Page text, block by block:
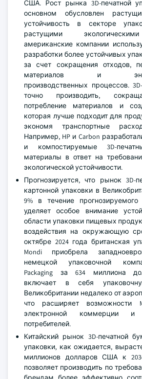
США. Рост рынка 3D-печатной
основном обусловлен
устойчивость в секторе
растущими
американские компании
разработки более устойчивых
за счет сокращения отходов,
материалов и
производственных процессов.
точно производить,
потребление материалов и
которая лучше подходит для
экономя транспортные
Например, HP и Carbon
и компостируемые 3D-
материалы в ответ на
экологической устойчивости.
Прогнозируется, что рынок 3D-
картонной упаковки в
9% в течение
уделяет особое внимание
области упаковки пищевых
воздействия на окружающую
октябре 2024 года британская
Mondi приобрела
немецкой упаковочной
Packaging за 634 миллиона
включает в себя
Великобритании недалеко от
что расширяет возможности
электронной коммерции
потребителей.
Китайский рынок 3D-печатной
упаковки, как ожидается,
миллионов долларов США к
позволяет производить по